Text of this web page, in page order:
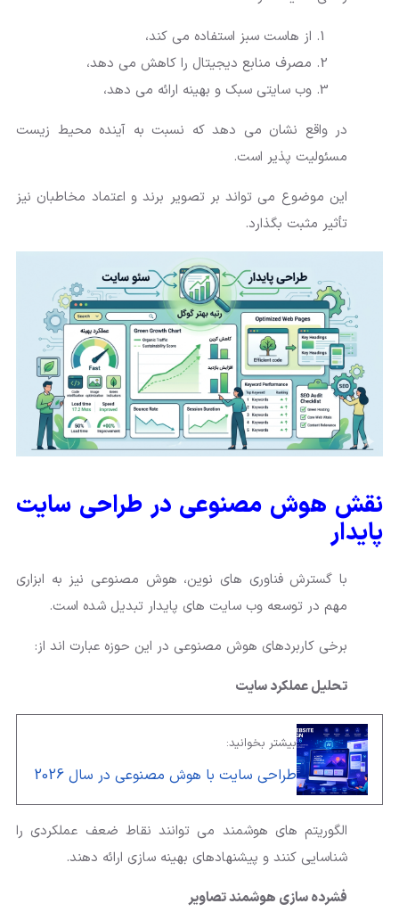
از هاست سبز استفاده می کند،
مصرف منابع دیجیتال را کاهش می دهد،
وب سایتی سبک و بهینه ارائه می دهد،
در واقع نشان می دهد که نسبت به آینده محیط زیست
مسئولیت پذیر است.
این موضوع می تواند بر تصویر برند و اعتماد مخاطبان نیز
تأثیر مثبت بگذارد.
نقش هوش مصنوعی در طراحی سایت
پایدار
با گسترش فناوری های نوین، هوش مصنوعی نیز به ابزاری
مهم در توسعه وب سایت های پایدار تبدیل شده است.
برخی کاربردهای هوش مصنوعی در این حوزه عبارت اند از:
تحلیل عملکرد سایت
بیشتر بخوانید:
طراحی سایت با هوش مصنوعی در سال 2026
الگوریتم های هوشمند می توانند نقاط ضعف عملکردی را
شناسایی کنند و پیشنهادهای بهینه سازی ارائه دهند.
فشرده سازی هوشمند تصاویر